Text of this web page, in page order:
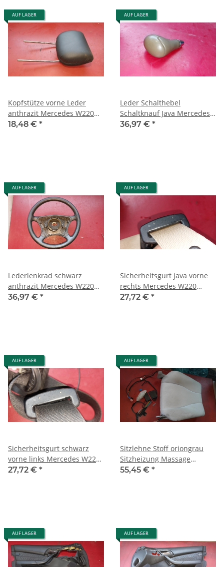
AUF LAGER
Kopfstütze vorne Leder
anthrazit Mercedes W220
2209702050 9B50
18,48 € *
AUF LAGER
Leder Schalthebel
Schaltknauf Java Mercedes
W163 C215 W220
36,97 € *
AUF LAGER
Lederlenkrad schwarz
anthrazit Mercedes W220
2204600403 9C29
36,97 € *
AUF LAGER
Sicherheitsgurt java vorne
rechts Mercedes W220
2208600285 1A23
27,72 € *
AUF LAGER
Sicherheitsgurt schwarz
vorne links Mercedes W220
2208604785 9C94
27,72 € *
AUF LAGER
Sitzlehne Stoff oriongrau
Sitzheizung Massage
Mercedes W220
55,45 € *
AUF LAGER AUF LAGER